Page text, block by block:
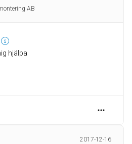
AB
hjälpa
2017-12-16